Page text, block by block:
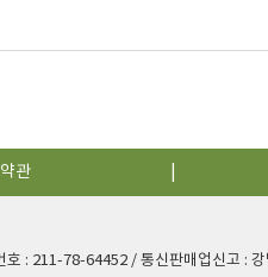
관
호 : 211-78-64452 / 통신판매업신고 :